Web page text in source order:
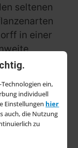
ein,
individuell
Einstellungen hier
auch, die Nutzung
zu
seltenen
in einer
nicht nur
auch
für
Obstbäume
unsere